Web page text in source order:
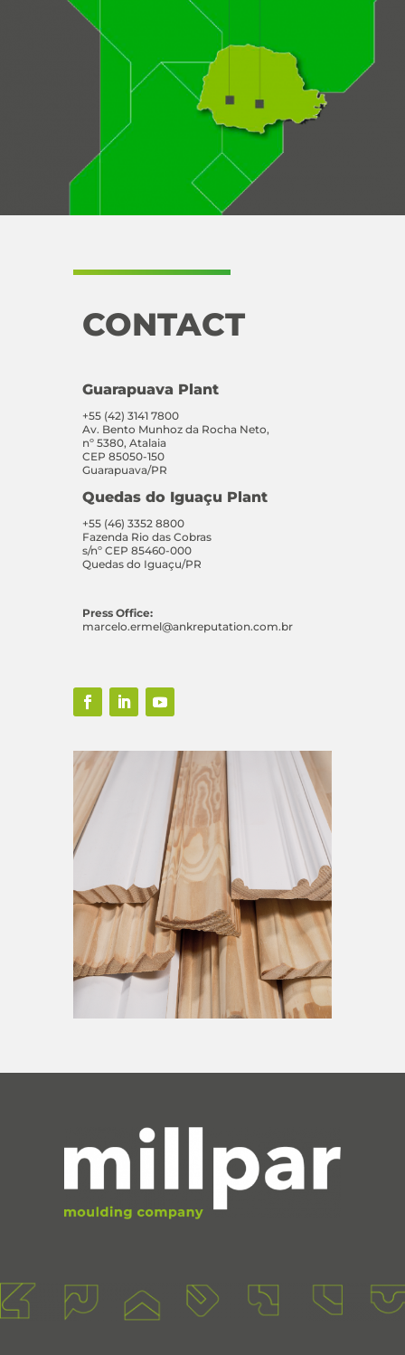
CONTACT
Guarapuava Plant
+55 (42) 3141 7800
Av. Bento Munhoz da Rocha Neto,
nº 5380, Atalaia
CEP 85050-150
Guarapuava/PR
Quedas do Iguaçu Plant
+55 (46) 3352 8800
Fazenda Rio das Cobras
s/nº CEP 85460-000
Quedas do Iguaçu/PR
Press Office:
marcelo.ermel@ankreputation.com.br